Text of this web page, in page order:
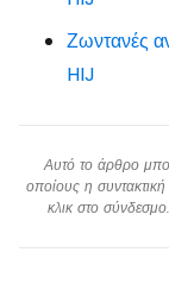
Ζωντανές
HIJ
Αυτό το άρθρο
οποίους η
κλικ στο